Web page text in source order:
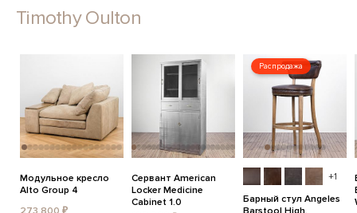
Timothy Oulton
Модульное кресло
Alto Group 4
Сервант American
Locker Medicine
Cabinet 1.0
Распродажа
+1
Барный стул Angeles